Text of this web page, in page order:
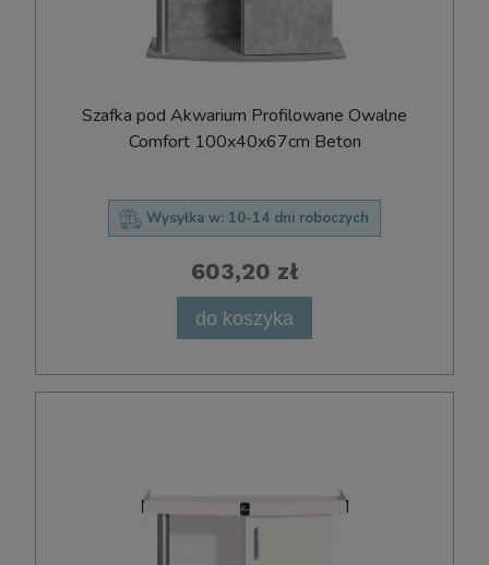
Szafka pod Akwarium Profilowane Owalne
Comfort 100x40x67cm Beton
Wysyłka w: 10-14 dni roboczych
603,20 zł
do koszyka